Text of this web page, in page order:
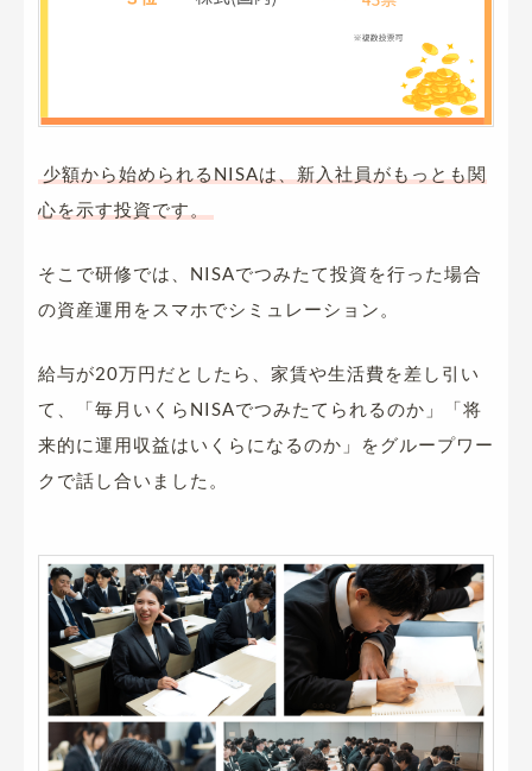
少額から始められるNISAは、新入社員がもっとも関
心を示す投資です。
そこで研修では、NISAでつみたて投資を行った場合
の資産運用をスマホでシミュレーション。
給与が20万円だとしたら、家賃や生活費を差し引い
て、「毎月いくらNISAでつみたてられるのか」「将
来的に運用収益はいくらになるのか」をグループワー
クで話し合いました。